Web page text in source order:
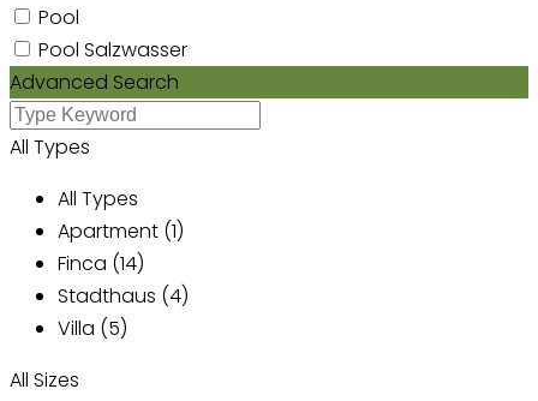
Pool
Pool Salzwasser
Advanced Search
All Types
All Types
Apartment (1)
Finca (14)
Stadthaus (4)
Villa (5)
All Sizes